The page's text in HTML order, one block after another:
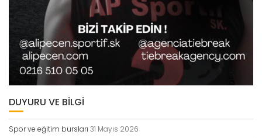
DUYURU VE BİLGİ
Spor ve eğitim bursları 31 Mayıs 2026